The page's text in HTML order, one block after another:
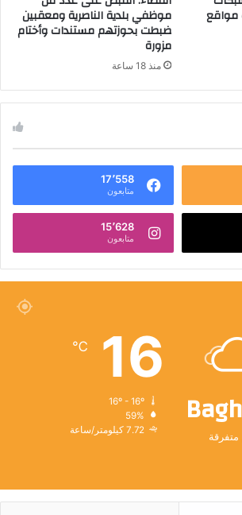
مواقع موظفي بلدية الناصرية ومعقبين
ضبطت بحوزتهم مستندات وأختام
مزورة
منذ 18 ساعة
17٬558
متابعون
15٬628
متابعون
16
℃
59%
7.72 كيلومتر/ساعة